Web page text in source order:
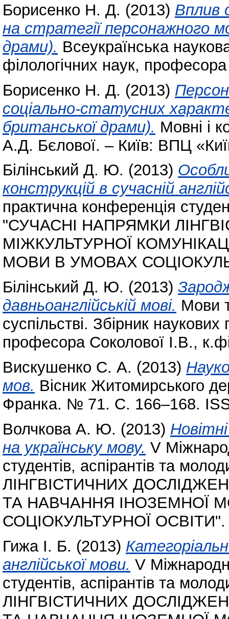
Борисенко Н. Д. (2013) Вплив
на стратегії персонажного
драми). Всеукраїнська
філологічних наук,
Борисенко Н. Д. (2013)
соціально-статусних
британської драми). Мовні і
А.Д. Бєлової. – Київ: ВПЦ
Білінський Д. Ю. (2013)
конструкцій в сучасній
практична конференція
"СУЧАСНІ НАПРЯМКИ
МІЖКУЛЬТУРНОЇ
МОВИ В УМОВАХ
Білінський Д. Ю. (2013)
давньоанглійській мові. Мови
суспільстві. Збірник
професора Соколової І.В.,
Вискушенко С. А. (2013)
мов. Вісник Житомирського
Франка. № 71. С. 166–168.
Волчкова А. Ю. (2013)
на українську мову. V
студентів, аспірантів та
ЛІНГВІСТИЧНИХ
ТА НАВЧАННЯ ІНОЗЕМНОЇ
СОЦІОКУЛЬТУРНОЇ ОСВІТИ".
Гижа І. Б. (2013)
англійської мови. V
студентів, аспірантів та
ЛІНГВІСТИЧНИХ